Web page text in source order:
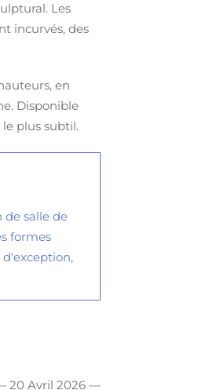
Les
incurvés, des
en
Disponible
plus subtil.
de salle de
formes
20 Avril 2026 —